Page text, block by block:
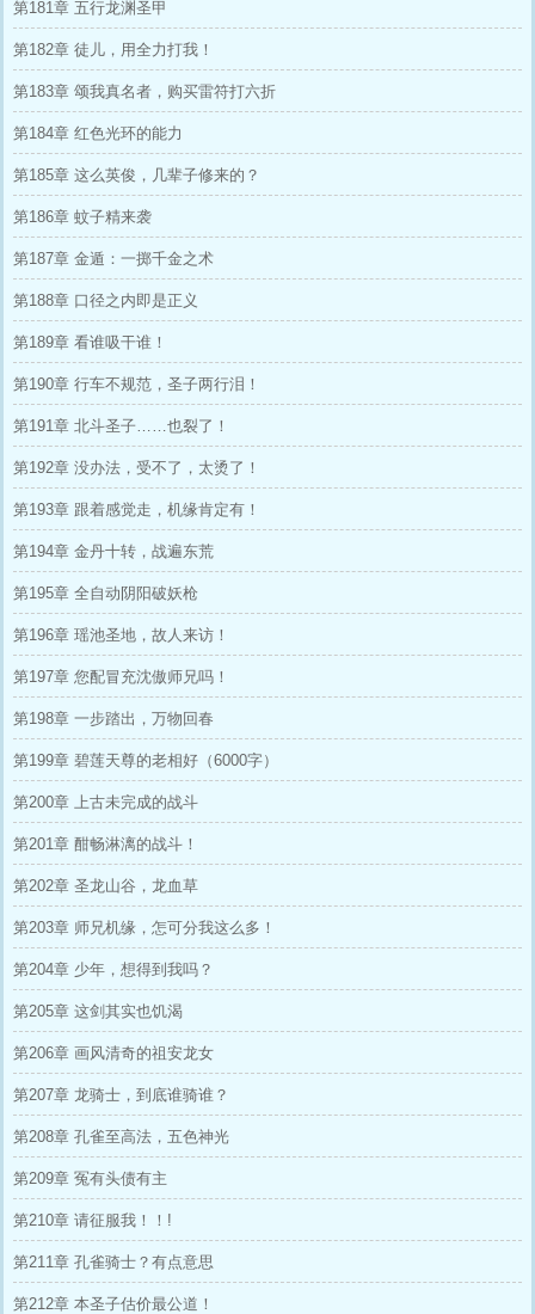
第181章 五行龙渊圣甲
第182章 徒儿，用全力打我！
第183章 颂我真名者，购买雷符打六折
第184章 红色光环的能力
第185章 这么英俊，几辈子修来的？
第186章 蚊子精来袭
第187章 金遁：一掷千金之术
第188章 口径之内即是正义
第189章 看谁吸干谁！
第190章 行车不规范，圣子两行泪！
第191章 北斗圣子……也裂了！
第192章 没办法，受不了，太烫了！
第193章 跟着感觉走，机缘肯定有！
第194章 金丹十转，战遍东荒
第195章 全自动阴阳破妖枪
第196章 瑶池圣地，故人来访！
第197章 您配冒充沈傲师兄吗！
第198章 一步踏出，万物回春
第199章 碧莲天尊的老相好（6000字）
第200章 上古未完成的战斗
第201章 酣畅淋漓的战斗！
第202章 圣龙山谷，龙血草
第203章 师兄机缘，怎可分我这么多！
第204章 少年，想得到我吗？
第205章 这剑其实也饥渴
第206章 画风清奇的祖安龙女
第207章 龙骑士，到底谁骑谁？
第208章 孔雀至高法，五色神光
第209章 冤有头债有主
第210章 请征服我！！!
第211章 孔雀骑士？有点意思
第212章 本圣子估价最公道！